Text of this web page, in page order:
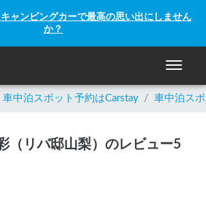
ャンピングカーで最高の思い出にしません
か？
ナビゲ
中泊スポット予約はCarstay / 車中泊ス
（リバ邸山梨）のレビュー5